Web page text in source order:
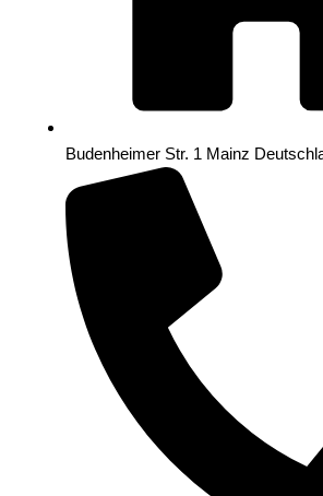
Budenheimer Str. 1 Mainz